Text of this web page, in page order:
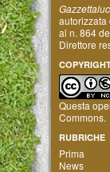
autorizzata
al n. 864
Direttore
Questa
Commons.
RUBRICHE
Prima
News